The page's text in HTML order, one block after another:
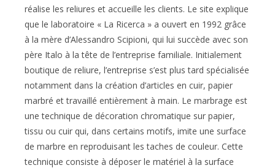
réalise les reliures et accueille les clients. Le site explique
que le laboratoire « La Ricerca » a ouvert en 1992 grâce
à la mère d’Alessandro Scipioni, qui lui succède avec son
père Italo à la tête de l’entreprise familiale. Initialement
boutique de reliure, l’entreprise s’est plus tard spécialisée
notamment dans la création d’articles en cuir, papier
marbré et travaillé entièrement à main. Le marbrage est
une technique de décoration chromatique sur papier,
tissu ou cuir qui, dans certains motifs, imite une surface
de marbre en reproduisant les taches de couleur. Cette
technique consiste à déposer le matériel à la surface